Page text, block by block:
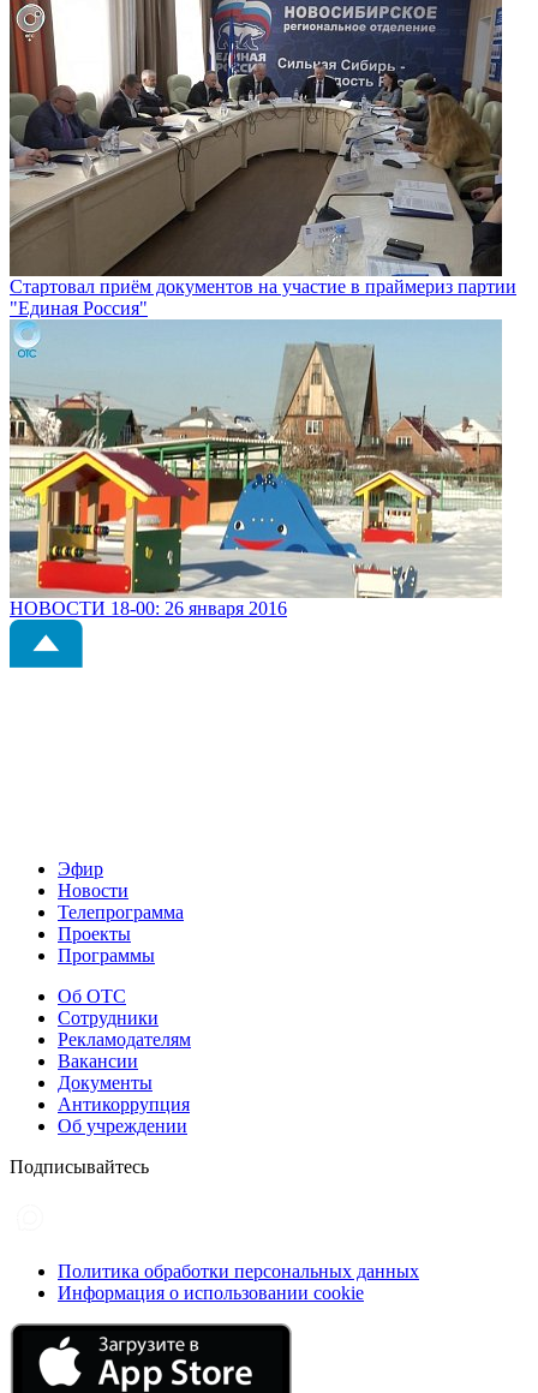
Стартовал приём документов на участие в праймериз партии
"Единая Россия"
НОВОСТИ 18-00: 26 января 2016
Эфир
Новости
Телепрограмма
Проекты
Программы
Об ОТС
Сотрудники
Рекламодателям
Вакансии
Документы
Антикоррупция
Об учреждении
Подписывайтесь
Политика обработки персональных данных
Информация о использовании cookie